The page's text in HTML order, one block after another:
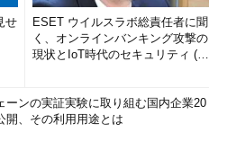
せ
ESET ウイルスラボ総責任者に聞
く、オンラインバンキング攻撃の
現状とIoT時代のセキュリティ (1/
ーンの実証実験に取り組む国内企業20
開、その利用用途とは